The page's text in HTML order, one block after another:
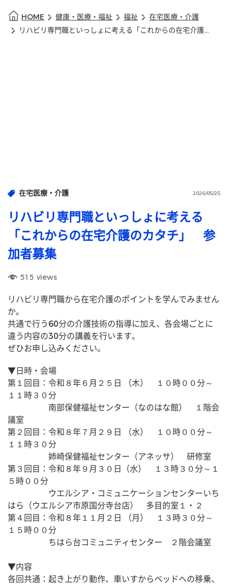
HOME 健康・医療・福祉 福祉
在宅医療・介護
リハビリ専門職といっしょに考える「これからの在宅介護のカタチ」 参加者募集
在宅医療・介護 2026/05/25
リハビリ専門職といっしょに考える
「これからの在宅介護のカタチ」 参
加者募集
515 views
リハビリ専門職から在宅介護のポイントを学んでみません
か。
共通で行う60分の介護技術の指導に加え、各会場ごとに
違う内容の30分の講義を行います。
ぜひお申し込みください。
▼日時・会場
第１回目：令和８年６月２５日 （木）　１０時００分～
１１時３０分
南部保健福祉センター（なのはな館）　１階会
議室
第２回目：令和８年７月２９日 （水）　１０時００分～
１１時３０分
姉崎保健福祉センター（アネッサ）　研修室
第３回目：令和８年９月３０日（水）　１３時３０分～１
５時００分
ウエルシア・コミュニケーションセンターいち
はら（ウエルシア市原国分寺台店）　多目的室１・２
第４回目：令和８年１１月２日 （月）　１３時３０分～
１５時００分
ちはら台コミュニティセンター　２階会議室
▼内容
各回共通：起き上がり動作、車いすからベッドへの移乗、